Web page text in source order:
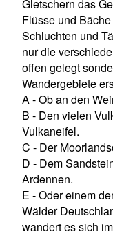
Gletschern das
Flüsse und
Schluchten und
nur die
offen gelegt
Wandergebiete
A - Ob an den
B - Den vielen
Vulkaneifel.
C - Der
D - Dem
Ardennen.
E - Oder einem
Wälder
wandert es sich